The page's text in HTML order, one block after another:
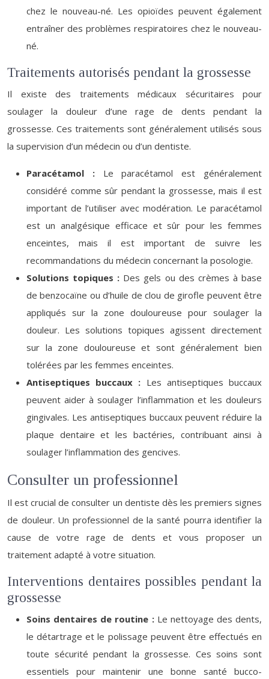
chez le nouveau-né. Les opioïdes peuvent également
entraîner des problèmes respiratoires chez le nouveau-
né.
Traitements autorisés pendant la grossesse
Il existe des traitements médicaux sécuritaires pour
soulager la douleur d’une rage de dents pendant la
grossesse. Ces traitements sont généralement utilisés sous
la supervision d’un médecin ou d’un dentiste.
Paracétamol : Le paracétamol est généralement
considéré comme sûr pendant la grossesse, mais il est
important de l’utiliser avec modération. Le paracétamol
est un analgésique efficace et sûr pour les femmes
enceintes, mais il est important de suivre les
recommandations du médecin concernant la posologie.
Solutions topiques : Des gels ou des crèmes à base
de benzocaïne ou d’huile de clou de girofle peuvent être
appliqués sur la zone douloureuse pour soulager la
douleur. Les solutions topiques agissent directement
sur la zone douloureuse et sont généralement bien
tolérées par les femmes enceintes.
Antiseptiques buccaux : Les antiseptiques buccaux
peuvent aider à soulager l’inflammation et les douleurs
gingivales. Les antiseptiques buccaux peuvent réduire la
plaque dentaire et les bactéries, contribuant ainsi à
soulager l’inflammation des gencives.
Consulter un professionnel
Il est crucial de consulter un dentiste dès les premiers signes
de douleur. Un professionnel de la santé pourra identifier la
cause de votre rage de dents et vous proposer un
traitement adapté à votre situation.
Interventions dentaires possibles pendant la
grossesse
Soins dentaires de routine : Le nettoyage des dents,
le détartrage et le polissage peuvent être effectués en
toute sécurité pendant la grossesse. Ces soins sont
essentiels pour maintenir une bonne santé bucco-